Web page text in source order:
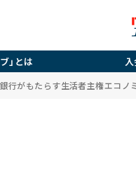
」とは
行がもたらす生活者主権エコノ